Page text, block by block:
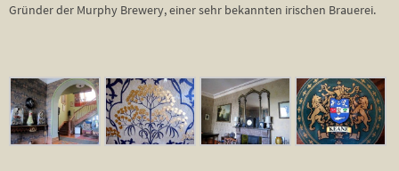
Gründer der Murphy Brewery, einer sehr bekannten irischen Brauerei.